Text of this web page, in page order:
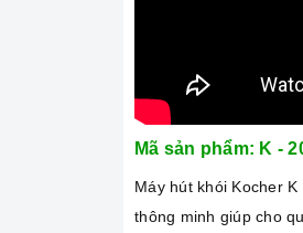
Mã sản phẩm: K -
Máy hút khói Kocher
thông minh giúp cho